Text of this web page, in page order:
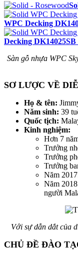
WPC Decking
Decking
Sàn gỗ nhựa WPC
SƠ LƯỢC VỀ
Họ & tên:
Năm sinh: 39
Quốc tịch:
Kinh nghiệm:
Hơn 7
Trưởng
Trưởng
Trưởng
Năm
Năm
người
Với sự dẫn dắt của
CHỦ ĐỀ ĐÀO